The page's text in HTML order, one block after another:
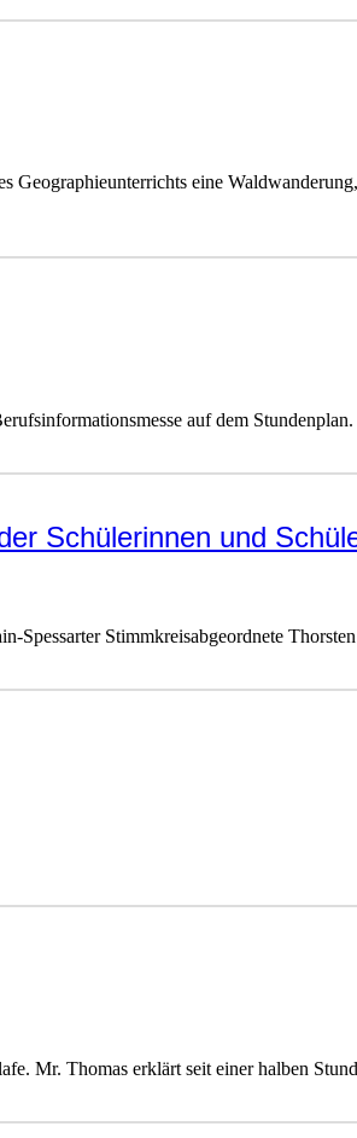
Geographieunterrichts eine
auf dem Stundenplan.
Schülerinnen und
Spessarter Stimmkreisabgeordnete
Mr. Thomas erklärt seit einer halben